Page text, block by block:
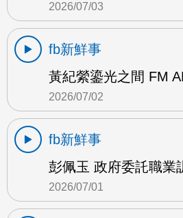
2026/07/03
fb新鮮事
黃紀縈鎏光之間 FM
2026/07/02
fb新鮮事
彭佩玉 政府委託職業
2026/07/01